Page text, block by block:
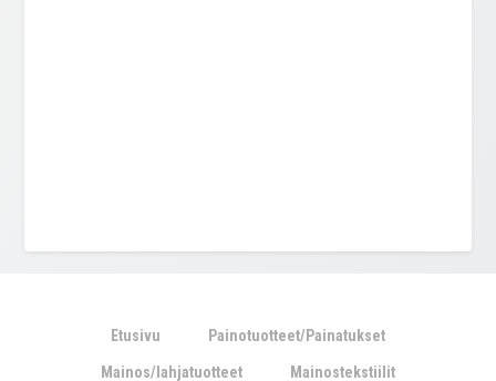
Etusivu Painotuotteet/Painatukset
Mainos/lahjatuotteet Mainostekstiilit